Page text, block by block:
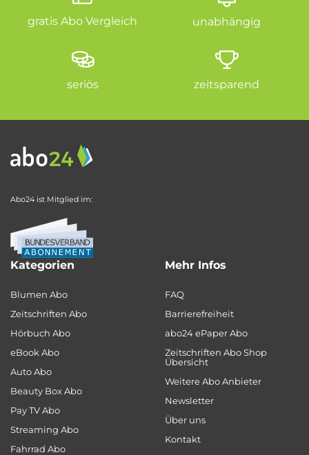
gratis Abo Vergleich unabhängig
seriös zeitsparend
Abo24 ist Mitglied im:
Kategorien
Blumen Abo
Zeitschriften Abo
Hörbuch Abo
eBook Abo
Auto Abo
Beauty Box Abo
Pay TV Abo
Streaming Abo
Fahrrad Abo
Mehr Infos
FAQ
Barrierefreiheit
abo24 ePaper Abo
Zeitschriften Abo Shop
Übersicht
Weitere Abo Anbieter
Newsletter
Über uns
Kontakt